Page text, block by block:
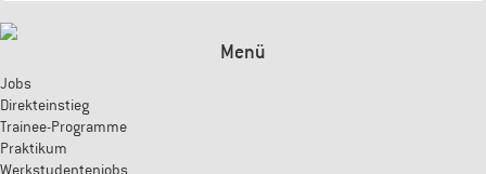
Menü
Jobs
Direkteinstieg
Trainee-Programme
Praktikum
Werkstudentenjobs